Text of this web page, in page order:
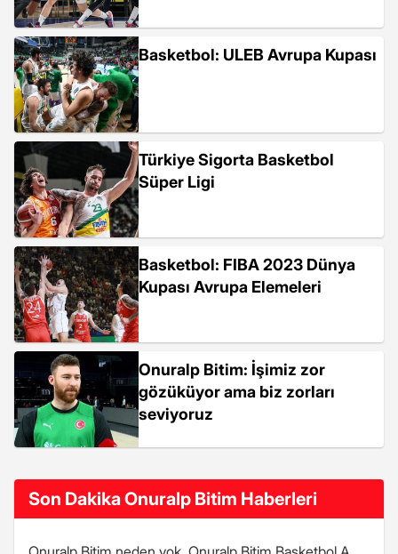
Basketbol: ULEB Avrupa Kupası
Türkiye Sigorta Basketbol
Süper Ligi
Basketbol: FIBA 2023 Dünya
Kupası Avrupa Elemeleri
Onuralp Bitim: İşimiz zor
gözüküyor ama biz zorları
seviyoruz
Son Dakika Onuralp Bitim Haberleri